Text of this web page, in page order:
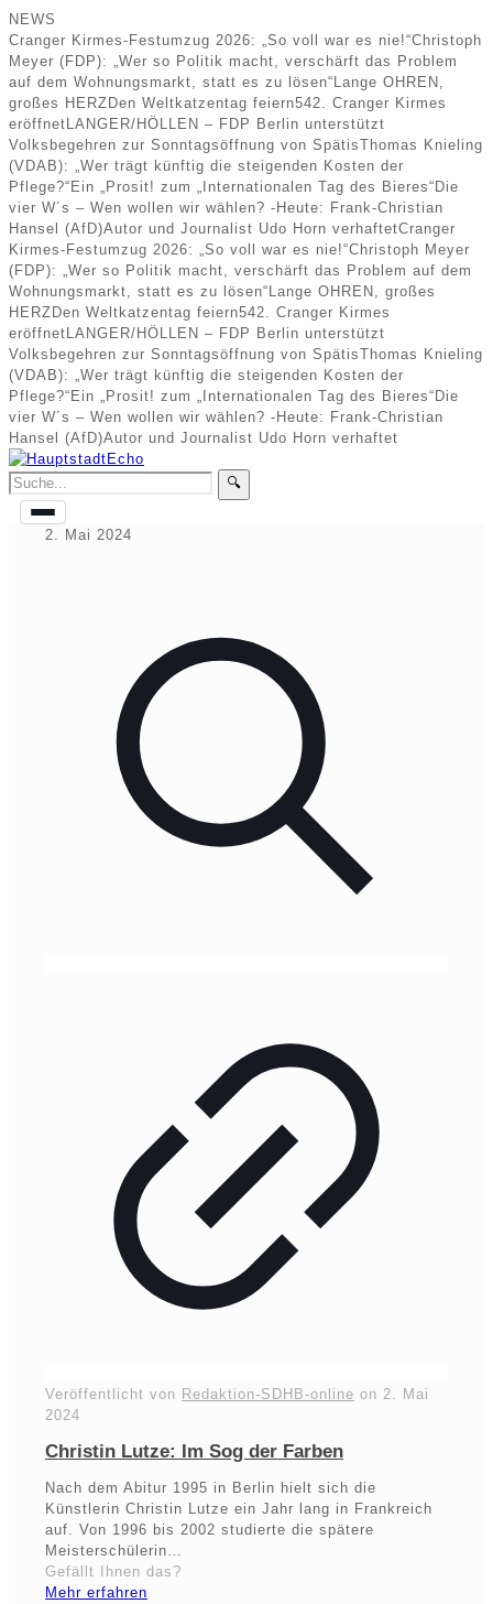
NEWS
Cranger Kirmes-Festumzug 2026: „So voll war es nie!“Christoph
Meyer (FDP): „Wer so Politik macht, verschärft das Problem
auf dem Wohnungsmarkt, statt es zu lösen“ Lange OHREN,
großes HERZ Den Weltkatzentag feiern542. Cranger Kirmes
eröffnet LANGER/HÖLLEN – FDP Berlin unterstützt
Volksbegehren zur Sonntagsöffnung von SpätisThomas Knieling
(VDAB): „Wer trägt künftig die steigenden Kosten der
Pflege?“ Ein „Prosit! zum „Internationalen Tag des Bieres“ Die
vier W´s – Wen wollen wir wählen? -Heute: Frank-Christian
Hansel (AfD)Autor und Journalist Udo Horn verhaftetCranger
Kirmes-Festumzug 2026: „So voll war es nie!“Christoph Meyer
(FDP): „Wer so Politik macht, verschärft das Problem auf dem
Wohnungsmarkt, statt es zu lösen“ Lange OHREN, großes
HERZ Den Weltkatzentag feiern542. Cranger Kirmes
eröffnet LANGER/HÖLLEN – FDP Berlin unterstützt
Volksbegehren zur Sonntagsöffnung von SpätisThomas Knieling
(VDAB): „Wer trägt künftig die steigenden Kosten der
Pflege?“ Ein „Prosit! zum „Internationalen Tag des Bieres“ Die
vier W´s – Wen wollen wir wählen? -Heute: Frank-Christian
Hansel (AfD)Autor und Journalist Udo Horn verhaftet
🔍
2. Mai 2024
Veröffentlicht von Redaktion-SDHB-online on 2. Mai
2024
Christin Lutze: Im Sog der Farben
Nach dem Abitur 1995 in Berlin hielt sich die
Künstlerin Christin Lutze ein Jahr lang in Frankreich
auf. Von 1996 bis 2002 studierte die spätere
Meisterschülerin…
Gefällt Ihnen das?
Mehr erfahren